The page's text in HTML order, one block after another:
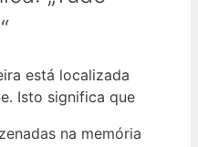
está localizada
Isto significa que
na memória